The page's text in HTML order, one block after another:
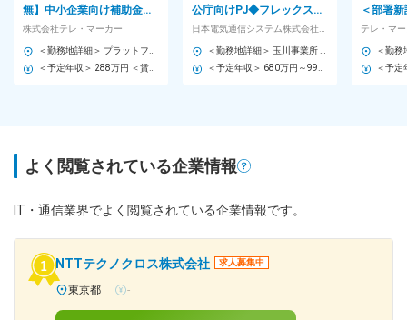
無】中小企業向け補助金・
助成金活用提案の営業／年
休128日／土日祝休
株式会社テレ・マーカー
公庁向けPJ◆フレックスタ
イム制/在宅勤務可/0227
＜部署
＞WEB
128日／
テレ・マ
よく閲覧されている企業情報
IT・通信業界でよく閲覧されている企業情報です。
NTTテクノクロス株式会社 求人募集中
東京都 -